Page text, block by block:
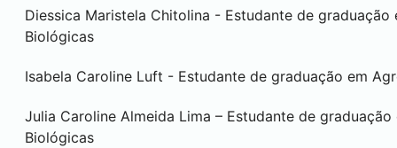
Diessica Maristela Chitolina - Estudante de graduação
Biológicas
Isabela Caroline Luft - Estudante de graduação em
Julia Caroline Almeida Lima – Estudante de
Biológicas